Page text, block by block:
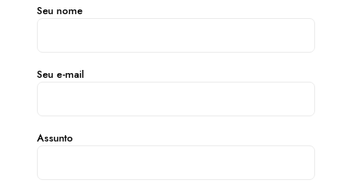
Seu nome
Seu e-mail
Assunto